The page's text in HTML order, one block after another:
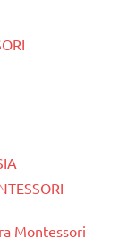
Montessori